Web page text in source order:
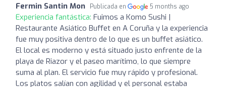
Fermin Santin Mon Publicada en 5 months ago
Experiencia fantástica: Fuimos a Komo Sushi |
Restaurante Asiático Buffet en A Coruña y la experiencia
fue muy positiva dentro de lo que es un buffet asiático.
El local es moderno y está situado justo enfrente de la
playa de Riazor y el paseo marítimo, lo que siempre
suma al plan. El servicio fue muy rápido y profesional.
Los platos salían con agilidad y el personal estaba